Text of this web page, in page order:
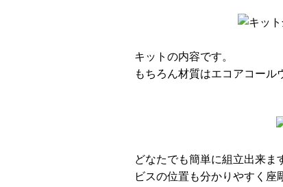
キットの内容です。
もちろん材質はエコアコール
どなたでも簡単に組立出来ま
ビスの位置も分かりやすく座